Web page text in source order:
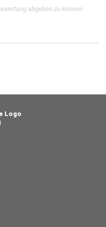
abgeben zu können.